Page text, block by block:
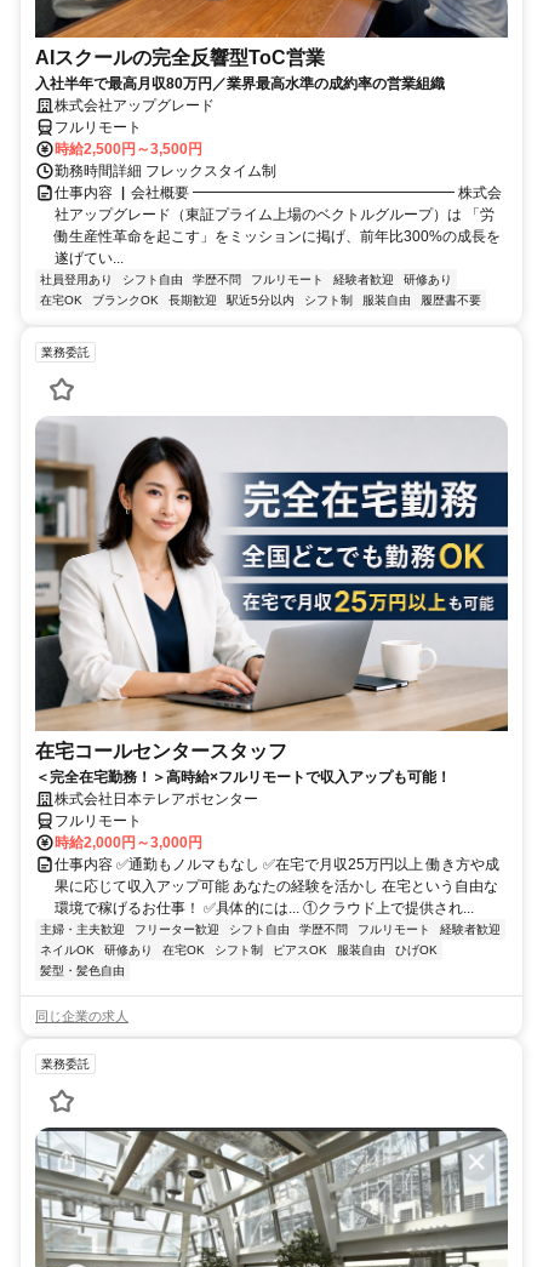
AIスクールの完全反響型ToC営業
入社半年で最高月収80万円／業界最高水準の成約率の営業組織
株式会社アップグレード
フルリモート
時給2,500円～3,500円
勤務時間詳細 フレックスタイム制
仕事内容 ▏会社概要 ━━━━━━━━━━━━━━━━━━ 株式会
社アップグレード（東証プライム上場のベクトルグループ）は 「労
働生産性革命を起こす」をミッションに掲げ、前年比300%の成長を
遂げてい...
社員登用あり シフト自由 学歴不問 フルリモート 経験者歓迎
研修あり
在宅OK
ブランクOK 長期歓迎 駅近5分以内 シフト制 服装自由 履歴書不要
業務委託
在宅コールセンタースタッフ
＜完全在宅勤務！＞高時給×フルリモートで収入アップも可能！
株式会社日本テレアポセンター
フルリモート
時給2,000円～3,000円
仕事内容 ✅通勤もノルマもなし ✅在宅で月収25万円以上 働き方や成
果に応じて収入アップ可能 あなたの経験を活かし 在宅という自由な
環境で稼げるお仕事！ ✅具体的には... ①クラウド上で提供され...
主婦・主夫歓迎 フリーター歓迎 シフト自由 学歴不問 フルリモート
経験者歓迎
ネイルOK
研修あり 在宅OK シフト制 ピアスOK 服装自由
ひげOK
髪型・髪色自由
同じ企業の求人
業務委託